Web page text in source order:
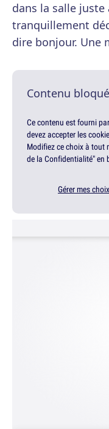
dans la salle
tranquillement
dire bonjour. Une
Contenu
Ce contenu est fourni
devez accepter les
Modifiez ce choix à tout
de la Confidentialité" en
Gérer mes choix